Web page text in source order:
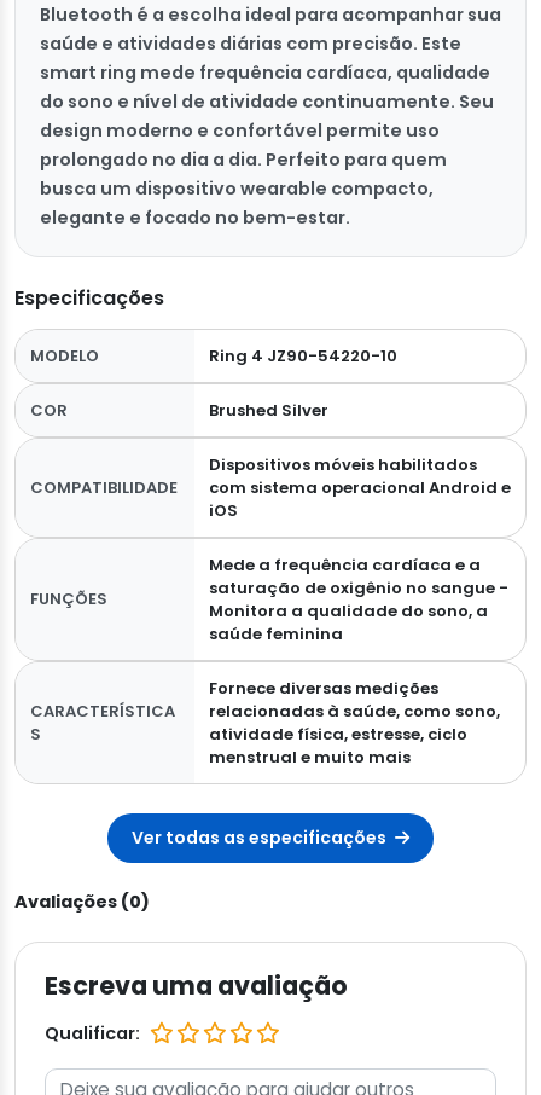
Bluetooth é a escolha ideal para acompanhar sua
saúde e atividades diárias com precisão. Este
smart ring mede frequência cardíaca, qualidade
do sono e nível de atividade continuamente. Seu
design moderno e confortável permite uso
prolongado no dia a dia. Perfeito para quem
busca um dispositivo wearable compacto,
elegante e focado no bem-estar.
Especificações
MODELO Ring 4 JZ90-54220-10
COR Brushed Silver
COMPATIBILIDADE
Dispositivos móveis habilitados
com sistema operacional Android e
iOS
FUNÇÕES
Mede a frequência cardíaca e a
saturação de oxigênio no sangue -
Monitora a qualidade do sono, a
saúde feminina
CARACTERÍSTICA
S
Fornece diversas medições
relacionadas à saúde, como sono,
atividade física, estresse, ciclo
menstrual e muito mais
Ver todas as especificações
Avaliações (0)
Escreva uma avaliação
Qualificar: